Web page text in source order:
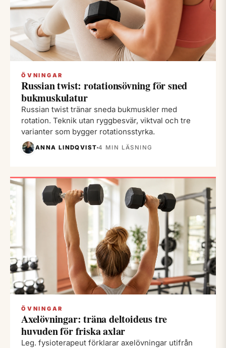
ÖVNINGAR
Russian twist: rotationsövning för sned
bukmuskulatur
Russian twist tränar sneda bukmuskler med
rotation. Teknik utan ryggbesvär, viktval och tre
varianter som bygger rotationsstyrka.
ANNA LINDQVIST 4 MIN LÄSNING
ÖVNINGAR
Axelövningar: träna deltoideus tre
huvuden för friska axlar
Leg. fysioterapeut förklarar axelövningar utifrån